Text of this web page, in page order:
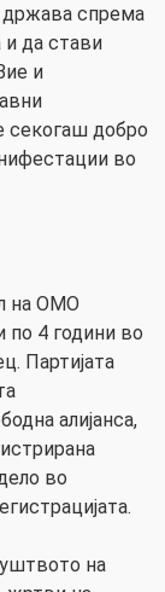
држава спрема
и да стави
и
секогаш добро
во
на ОМО
по 4 години во
Партијата
алијанса,
во
на